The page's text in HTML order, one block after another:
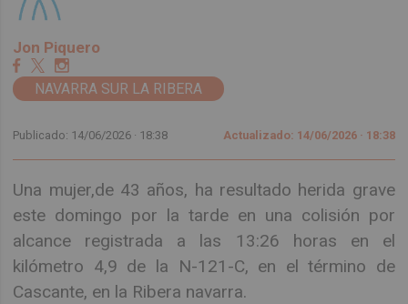
Jon Piquero
NAVARRA SUR LA RIBERA
Publicado: 14/06/2026 · 18:38 Actualizado: 14/06/2026 · 18:38
Una mujer,de 43 años, ha resultado herida grave
este domingo por la tarde en una colisión por
alcance registrada a las 13:26 horas en el
kilómetro 4,9 de la N-121-C, en el término de
Cascante, en la Ribera navarra.